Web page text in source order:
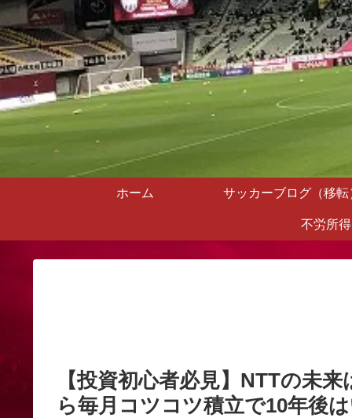
ホーム サッカーブログ（移転
不労所
【投資初心者必見】NTTの未
ら毎月コツコツ積立で10年後